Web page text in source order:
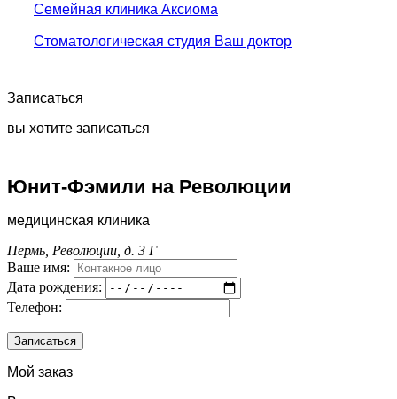
Семейная клиника Аксиома
Стоматологическая студия Ваш доктор
Записаться
вы хотите записаться
Юнит-Фэмили на Революции
медицинская клиника
Пермь, Революции, д. 3 Г
Ваше имя:
Дата рождения:
Телефон:
Мой заказ